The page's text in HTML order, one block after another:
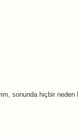
sonunda hiçbir neden